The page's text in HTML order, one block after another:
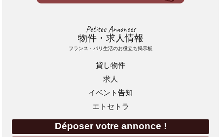
Petites Annonces
物件・求人情報
フランス・パリ生活のお役立ち掲示板
貸し物件
求人
イベント告知
エトセトラ
Déposer votre annonce !